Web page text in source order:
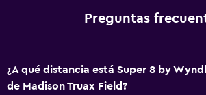
Preguntas
¿A qué distancia está Super 8 by
de Madison Truax Field?